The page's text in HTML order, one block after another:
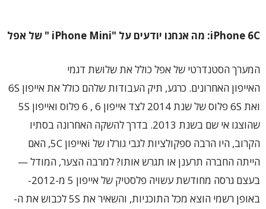
iPhone 6C: מה אנחנו יודעים על "
iPhone Mini " של אפל
המערך הסטנדרטי של אפל כולל את שלושת דגמי
האייפון האחרונים. כרגע, תיק העבודות שלהם כולל את אייפון 6S
ואת 6S פלוס של שנת 2014 לצד אייפון 6 , 6 פלוס ואייפון 5S
שהוצגו אי שם בשנת 2013. בדרך להשקה האחרונה בסתיו
הקרוב, היו הרבה ספקולציות לגבי גורלו של iאייפון 5C, האם
הייתה החברה תרענן או תגרש אותו? למרבה הצער, המודל —
בעצם גרסה מחודשת עשויה פלסטיק של אייפון 5 מ-2012-
באופן רשמי הוצא מכל התוכניות, והשאיר את 5S לכבוש את ה-